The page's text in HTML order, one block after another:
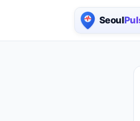
首尔实时人口地图